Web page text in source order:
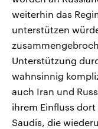
weiterhin das
unterstützen
Unterstützung
wahnsinnig
auch Iran und
ihrem Einfluss
Saudis, die